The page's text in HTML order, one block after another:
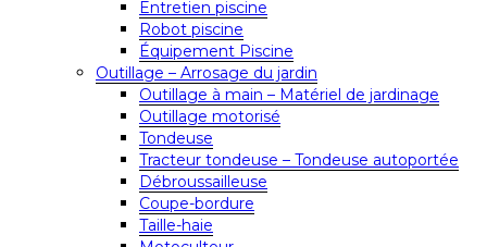
Entretien piscine
Robot piscine
Équipement Piscine
Outillage – Arrosage du jardin
Outillage à main – Matériel de jardinage
Outillage motorisé
Tondeuse
Tracteur tondeuse – Tondeuse autoportée
Débroussailleuse
Coupe-bordure
Taille-haie